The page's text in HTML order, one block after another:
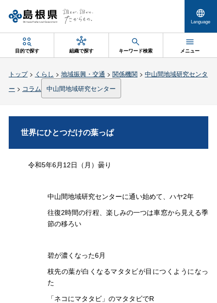
Language
目的で探す 組織で探す キーワード検索 メニュー
トップ> くらし > 地域振興・交通 > 関係機関> 中山間地域研究センタ
ー > コラム 中山間地域研究センター
世界にひとつだけの葉っぱ
令和5年6月12日（月）曇り
中山間地域研究センターに通い始めて、ハヤ2年
往復2時間の行程、楽しみの一つは車窓から見える季
節の移ろい
碧が濃くなった6月
枝先の葉が白くなるマタタビが目につくようになっ
た
「ネコにマタタビ」のマタタビでR